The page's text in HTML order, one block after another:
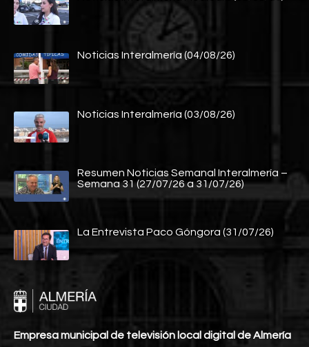
Noticias Interalmería (04/08/26)
Noticias Interalmería (03/08/26)
Resumen Noticias Semanal Interalmería –
Semana 31 (27/07/26 a 31/07/26)
La Entrevista Paco Góngora (31/07/26)
Empresa municipal de televisión local digital de Almería